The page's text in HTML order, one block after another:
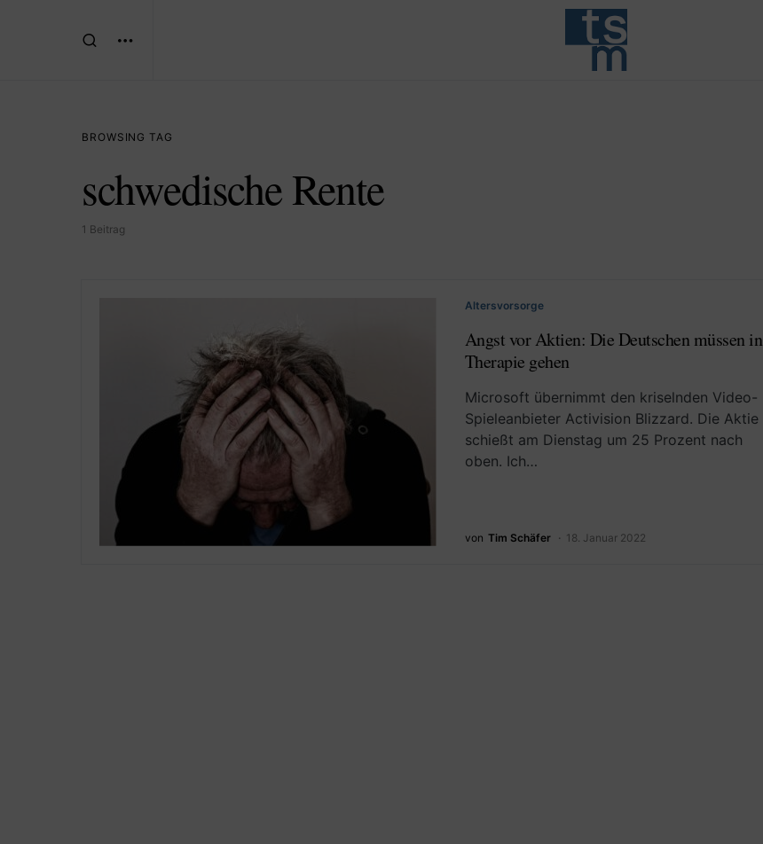
BROWSING TAG
schwedische Rente
1 Beitrag
Altersvorsorge
Angst vor Aktien: Die Deutschen müssen in
Therapie gehen
Microsoft übernimmt den kriselnden Video-
Spieleanbieter Activision Blizzard. Die Aktie
schießt am Dienstag um 25 Prozent nach
oben. Ich…
von Tim Schäfer 18. Januar 2022